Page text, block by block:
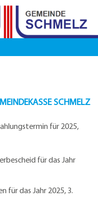
SCHMELZ
für 2025,
für das Jahr
für das Jahr 2025, 3.